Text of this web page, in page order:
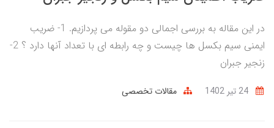
در این مقاله به بررسی اجمالی دو مقوله می پردازیم. 1- ضریب
ایمنی سیم بکسل ها چیست و چه رابطه ای با تعداد آنها دارد ؟ 2-
زنجیر جبران
مقالات تخصصی